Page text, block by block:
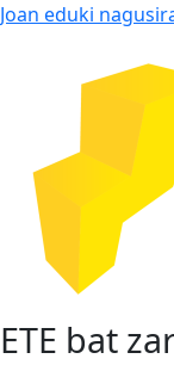
Joan eduki
ETE bat